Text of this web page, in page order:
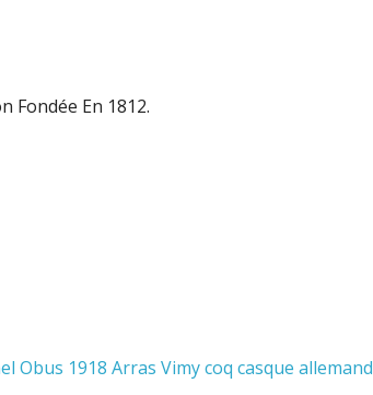
Fondée En 1812.
Obus 1918 Arras Vimy coq casque allemand